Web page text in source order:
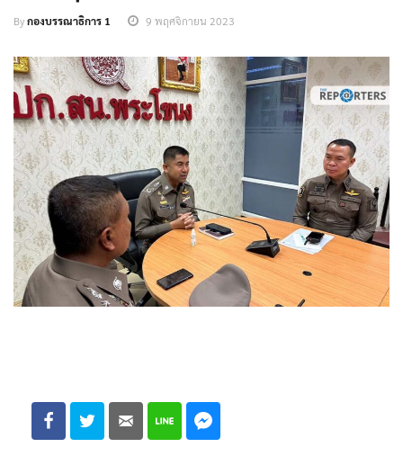
Byกองบรรณาธิการ 1 9 พฤศจิกายน 2023